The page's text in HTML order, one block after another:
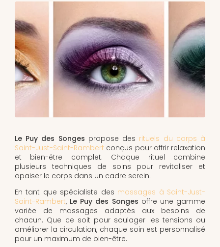
Le Puy des Songes propose des rituels du corps à
Saint-Just-Saint-Rambert conçus pour offrir relaxation
et bien-être complet. Chaque rituel combine
plusieurs techniques de soins pour revitaliser et
apaiser le corps dans un cadre serein.
En tant que spécialiste des massages à Saint-Just-
Saint-Rambert, Le Puy des Songes offre une gamme
variée de massages adaptés aux besoins de
chacun. Que ce soit pour soulager les tensions ou
améliorer la circulation, chaque soin est personnalisé
pour un maximum de bien-être.